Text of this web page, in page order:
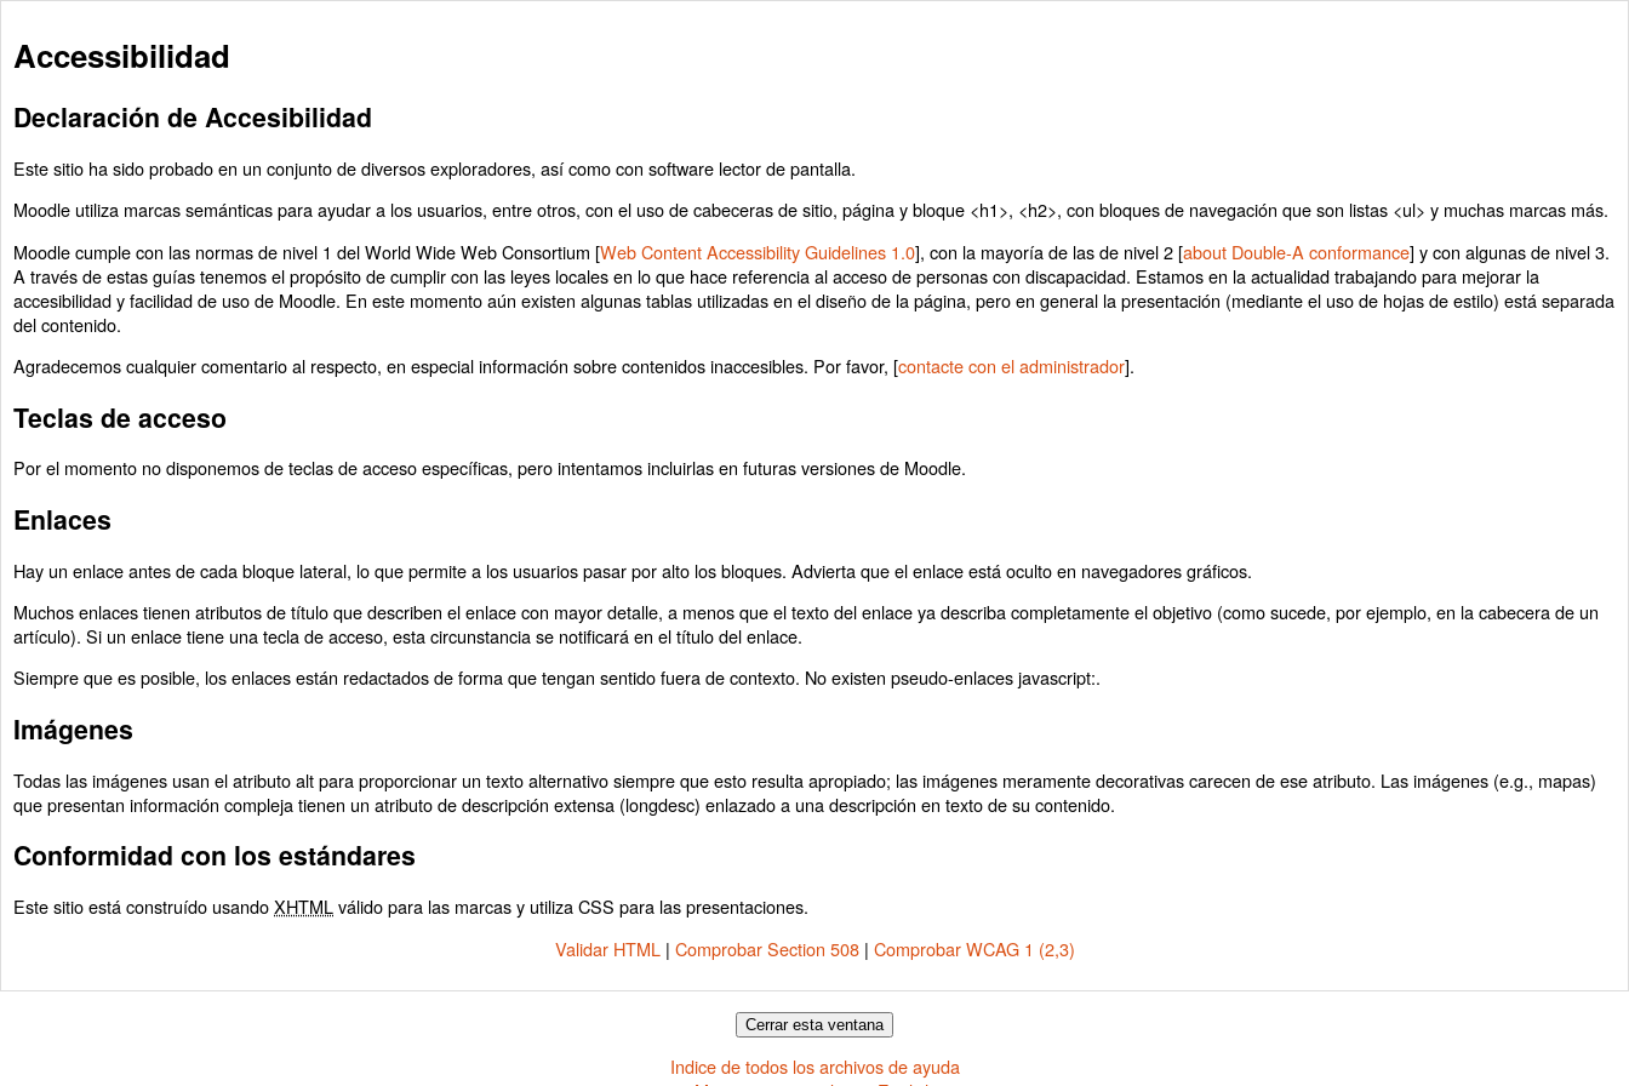
Accessibilidad
Declaración de Accesibilidad
Este sitio ha sido probado en un conjunto de diversos exploradores, así como con software lector de pantalla.
Moodle utiliza marcas semánticas para ayudar a los usuarios, entre otros, con el uso de cabeceras de sitio, página y bloque <h1>, <h2>, con bloques de navegación que son listas <ul> y muchas marcas más.
Moodle cumple con las normas de nivel 1 del World Wide Web Consortium [Web Content Accessibility Guidelines 1.0], con la mayoría de las de nivel 2 [about Double-A conformance] y con algunas de nivel 3.
A través de estas guías tenemos el propósito de cumplir con las leyes locales en lo que hace referencia al acceso de personas con discapacidad. Estamos en la actualidad trabajando para mejorar la
accesibilidad y facilidad de uso de Moodle. En este momento aún existen algunas tablas utilizadas en el diseño de la página, pero en general la presentación (mediante el uso de hojas de estilo) está separada
del contenido.
Agradecemos cualquier comentario al respecto, en especial información sobre contenidos inaccesibles. Por favor, [contacte con el administrador].
Teclas de acceso
Por el momento no disponemos de teclas de acceso específicas, pero intentamos incluirlas en futuras versiones de Moodle.
Enlaces
Hay un enlace antes de cada bloque lateral, lo que permite a los usuarios pasar por alto los bloques. Advierta que el enlace está oculto en navegadores gráficos.
Muchos enlaces tienen atributos de título que describen el enlace con mayor detalle, a menos que el texto del enlace ya describa completamente el objetivo (como sucede, por ejemplo, en la cabecera de un
artículo). Si un enlace tiene una tecla de acceso, esta circunstancia se notificará en el título del enlace.
Siempre que es posible, los enlaces están redactados de forma que tengan sentido fuera de contexto. No existen pseudo-enlaces javascript:.
Imágenes
Todas las imágenes usan el atributo alt para proporcionar un texto alternativo siempre que esto resulta apropiado; las imágenes meramente decorativas carecen de ese atributo. Las imágenes (e.g., mapas)
que presentan información compleja tienen un atributo de descripción extensa (longdesc) enlazado a una descripción en texto de su contenido.
Conformidad con los estándares
Este sitio está construído usandoXHTMLválido para las marcas y utiliza CSS para las presentaciones.
Validar HTML| Comprobar Section 508| Comprobar WCAG 1 (2,3)
Indice de todos los archivos de ayuda